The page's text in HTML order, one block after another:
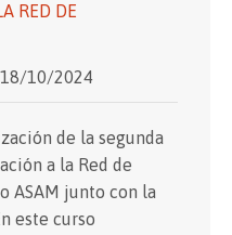
RED DE
18/10/2024
de la segunda
a la Red de
ASAM junto con la
este curso